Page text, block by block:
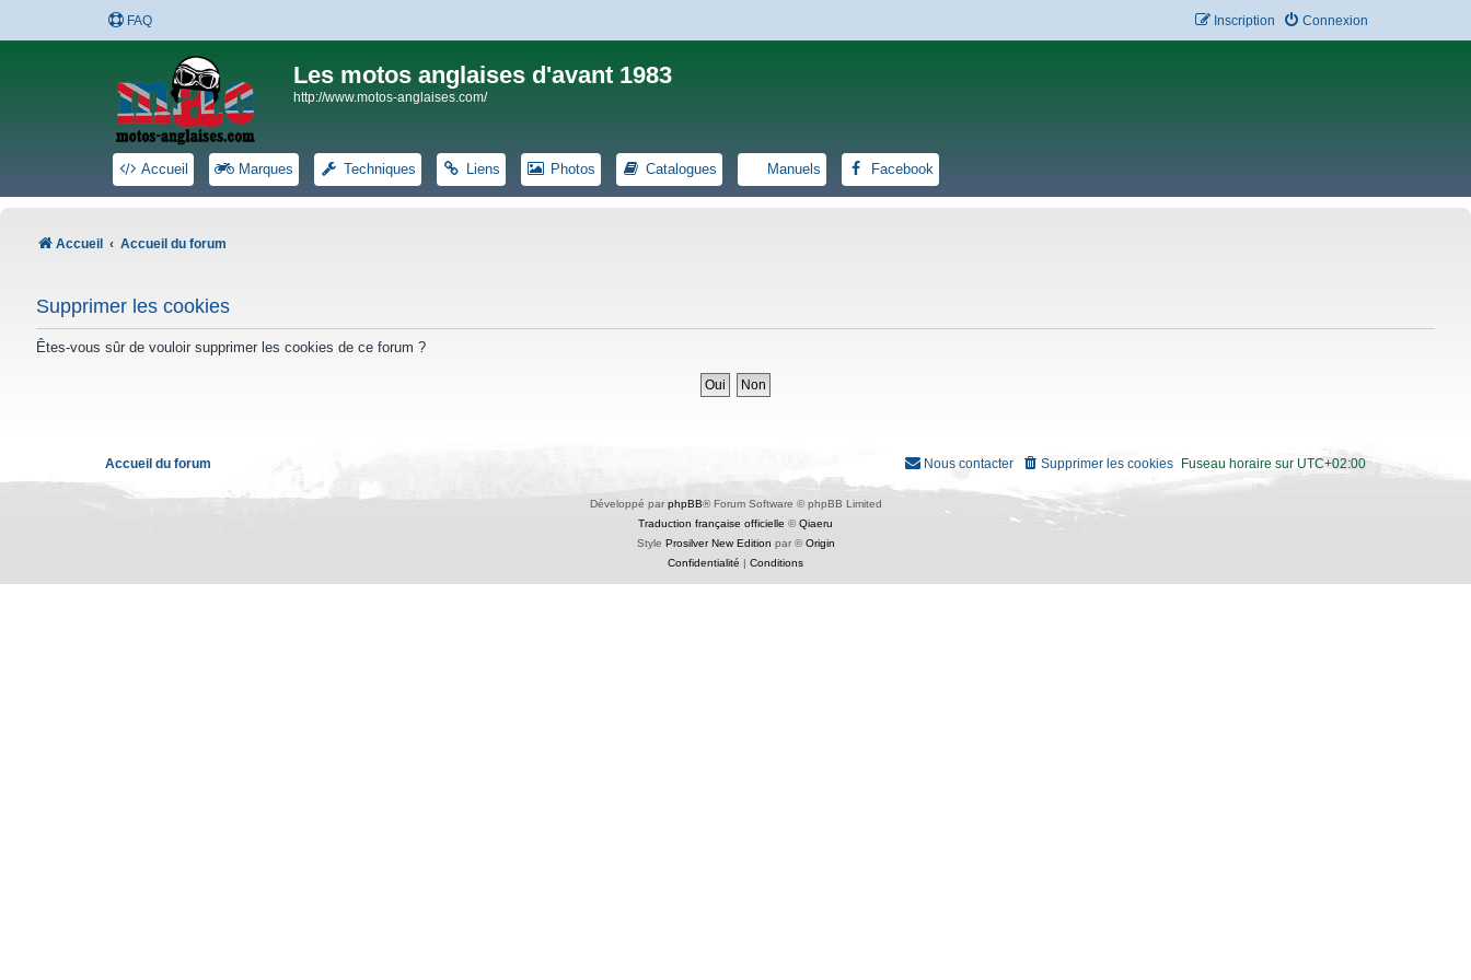
FAQ Connexion
Inscription
Les motos anglaises d'avant 1983
http://www.motos-anglaises.com/
Accueil Marques Techniques Liens Photos Catalogues Manuels Facebook
Accueil Accueil du forum
Supprimer les cookies
Êtes-vous sûr de vouloir supprimer les cookies de ce forum ?
Accueil du forum Fuseau horaire sur UTC+02:00
Supprimer les cookies
Nous contacter
Développé par phpBB® Forum Software © phpBB Limited
Traduction française officielle ©Qiaeru
Style Prosilver New Edition par ©Origin
Confidentialité | Conditions